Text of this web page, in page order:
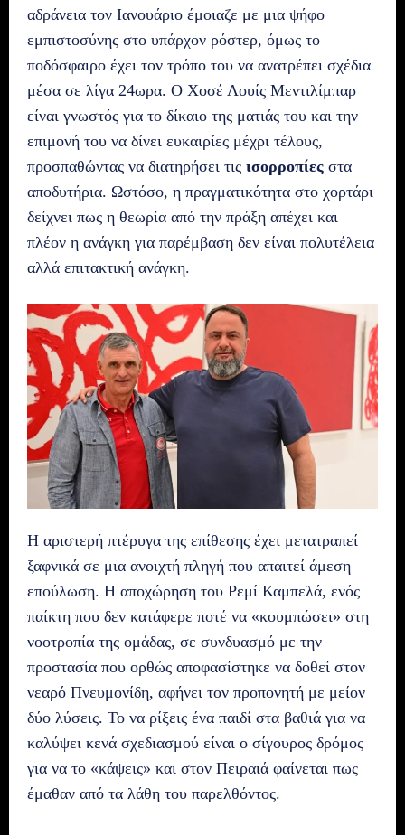
αδράνεια τον Ιανουάριο έμοιαζε με μια ψήφο
εμπιστοσύνης στο υπάρχον ρόστερ, όμως το
ποδόσφαιρο έχει τον τρόπο του να ανατρέπει σχέδια
μέσα σε λίγα 24ωρα. Ο Χοσέ Λουίς Μεντιλίμπαρ
είναι γνωστός για το δίκαιο της ματιάς του και την
επιμονή του να δίνει ευκαιρίες μέχρι τέλους,
προσπαθώντας να διατηρήσει τις ισορροπίες στα
αποδυτήρια. Ωστόσο, η πραγματικότητα στο χορτάρι
δείχνει πως η θεωρία από την πράξη απέχει και
πλέον η ανάγκη για παρέμβαση δεν είναι πολυτέλεια
αλλά επιτακτική ανάγκη.
Η αριστερή πτέρυγα της επίθεσης έχει μετατραπεί
ξαφνικά σε μια ανοιχτή πληγή που απαιτεί άμεση
επούλωση. Η αποχώρηση του Ρεμί Καμπελά, ενός
παίκτη που δεν κατάφερε ποτέ να «κουμπώσει» στη
νοοτροπία της ομάδας, σε συνδυασμό με την
προστασία που ορθώς αποφασίστηκε να δοθεί στον
νεαρό Πνευμονίδη, αφήνει τον προπονητή με μείον
δύο λύσεις. Το να ρίξεις ένα παιδί στα βαθιά για να
καλύψει κενά σχεδιασμού είναι ο σίγουρος δρόμος
για να το «κάψεις» και στον Πειραιά φαίνεται πως
έμαθαν από τα λάθη του παρελθόντος.